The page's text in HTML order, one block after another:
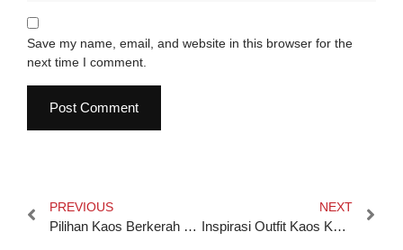
Save my name, email, and website in this browser for the
next time I comment.
PREVIOUS
Pilihan Kaos Berkerah Pria Terbaik untuk Tampil Rapi dan Kasual
NEXT
Inspirasi Outfit Kaos Kemerdekaan yang Cocok untuk Semua Usia